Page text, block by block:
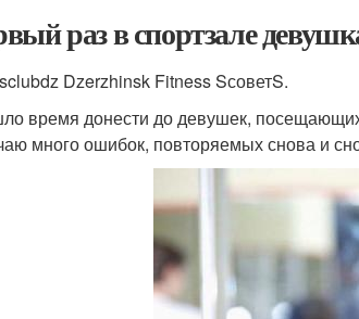
раз в спортзале
Dzerzhinsk Fitness SсоветS.
время донести до девушек,
много ошибок, повторяемых снова и